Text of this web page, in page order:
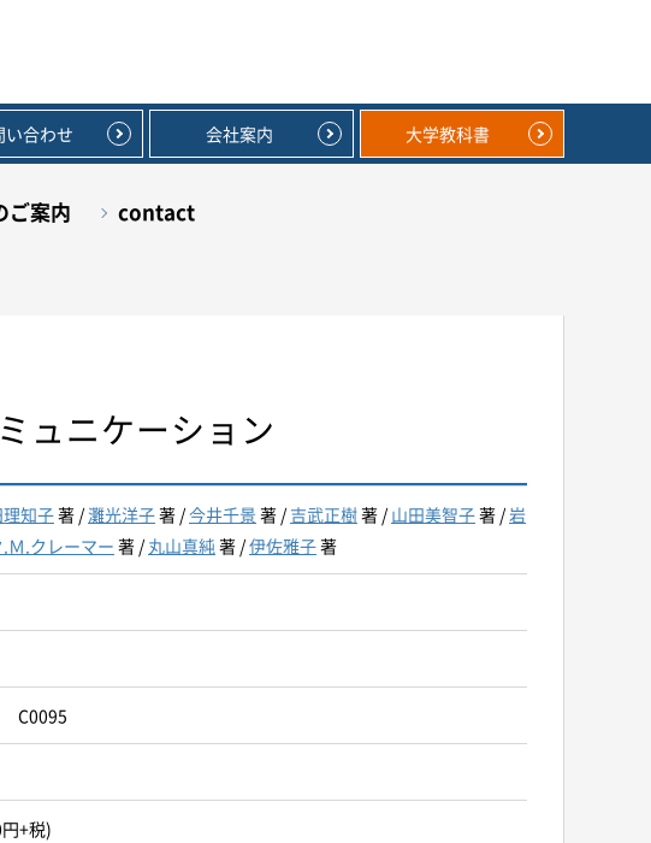
い合わせ 会社案内 大学教科書
ご案内 contact
ュニケーション
知子著 /灘光洋子著 /今井千景 著 / 吉武正樹著 / 山田美智子著 /岩
Ｍ.クレーマー著 / 丸山真純著 /伊佐雅子著
C0095
+税)